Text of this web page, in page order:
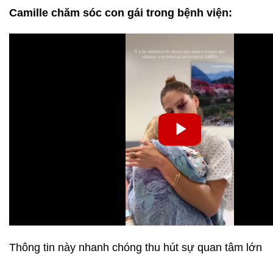
Camille chăm sóc con gái trong bệnh viện:
Thông tin này nhanh chóng thu hút sự quan tâm lớn